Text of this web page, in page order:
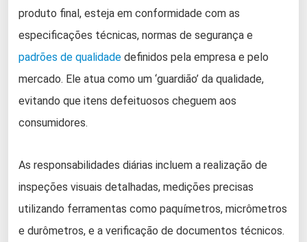
produto final, esteja em conformidade com as
especificações técnicas, normas de segurança e
padrões de qualidade definidos pela empresa e pelo
mercado. Ele atua como um ‘guardião’ da qualidade,
evitando que itens defeituosos cheguem aos
consumidores.
As responsabilidades diárias incluem a realização de
inspeções visuais detalhadas, medições precisas
utilizando ferramentas como paquímetros, micrômetros
e durômetros, e a verificação de documentos técnicos.